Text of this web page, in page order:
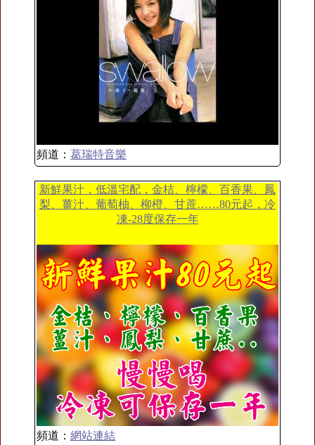
頻道： 葛瑞特音樂
新鮮果汁，低溫宅配，金桔、檸檬、百香果、鳳
梨、薑汁、葡萄柚、柳橙、甘蔗……80元起，冷
凍-28度保存一年
頻道： 網站連結